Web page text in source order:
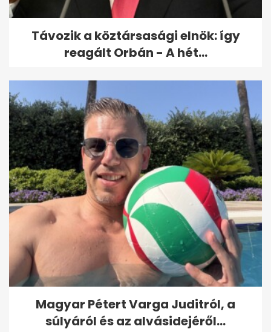
Távozik a köztársasági elnök: így
reagált Orbán - A hét...
Magyar Pétert Varga Juditról, a
súlyáról és az alvásidejéről...